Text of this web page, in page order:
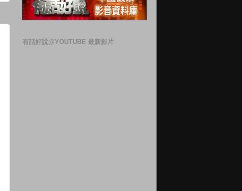
有話好說@YOUTUBE 最新影片